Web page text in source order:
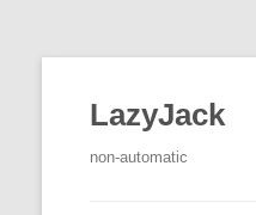
LazyJack
non-automatic